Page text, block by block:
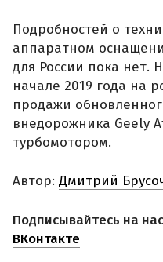
Подробностей о
аппаратном
для России пока нет.
начале 2019 года на
продажи
внедорожника Geely
турбомотором.
Автор: Дмитрий
Подписывайтесь на
ВКонтакте